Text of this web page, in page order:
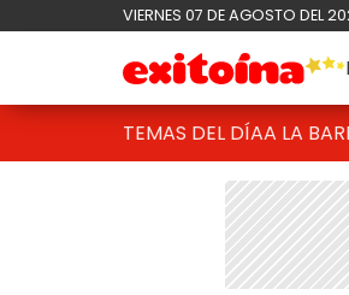
VIERNES 07 DE AGOSTO DEL
TEMAS DEL DÍAA LA